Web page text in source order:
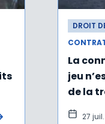
DROIT
La
jeu
de la
27